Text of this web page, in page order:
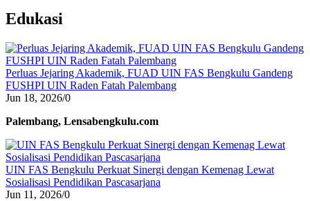
Edukasi
Perluas Jejaring Akademik, FUAD UIN FAS Bengkulu Gandeng
FUSHPI UIN Raden Fatah Palembang
Jun 18, 2026/0
Palembang, Lensabengkulu.com
UIN FAS Bengkulu Perkuat Sinergi dengan Kemenag Lewat
Sosialisasi Pendidikan Pascasarjana
Jun 11, 2026/0